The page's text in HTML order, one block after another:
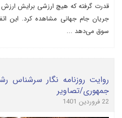
قدرت گرفته که هیچ ارزشی برایش
جریان جام جهانی مشاهده کرد. این
سوق می‌دهد ...
روایت روزنامه نگار سرشناس
جمهوری/تصاویر
22 فروردین 1401